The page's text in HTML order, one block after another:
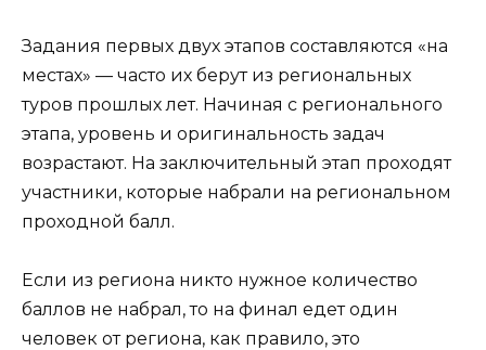
Задания первых двух этапов составляются «на
местах» — часто их берут из региональных
туров прошлых лет. Начиная с регионального
этапа, уровень и оригинальность задач
возрастают. На заключительный этап проходят
участники, которые набрали на региональном
проходной балл.
Если из региона никто нужное количество
баллов не набрал, то на финал едет один
человек от региона, как правило, это